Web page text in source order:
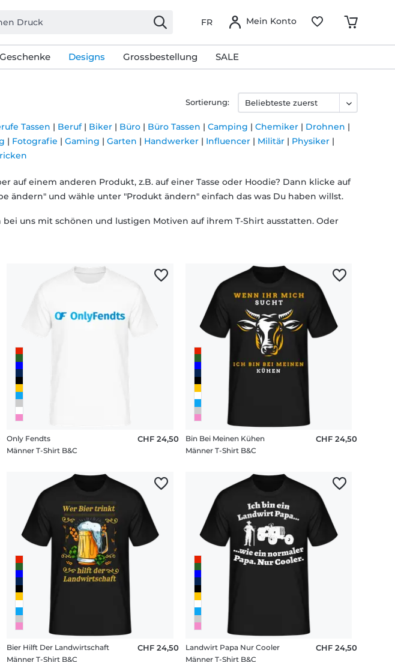
FR Mein Konto
Geschenke Designs Grossbestellung SALE
Tassen | Beruf| Biker | Büro | Büro Tassen | Camping | Chemiker | Drohnen |
| Fotografie | Gaming | Garten | Handwerker | Influencer | Militär | Physiker |
auf einem anderen Produkt, z.B. auf einer Tasse oder Hoodie? Dann klicke auf
ändern" und wähle unter "Produkt ändern" einfach das was Du haben willst.
uns mit schönen und lustigen Motiven auf ihrem T-Shirt ausstatten. Oder
Sortierung:
Only Fendts
Männer T-Shirt B&C
CHF 24,50
Bin Bei Meinen Kühen
Männer T-Shirt B&C
CHF 24,50
Bier Hilft Der Landwirtschaft
Männer T-Shirt B&C
CHF 24,50
Landwirt Papa Nur Cooler
Männer T-Shirt B&C
CHF 24,50